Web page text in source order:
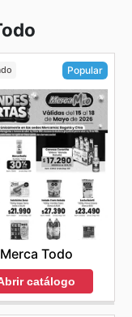
Popular
Merca Todo
catálogo